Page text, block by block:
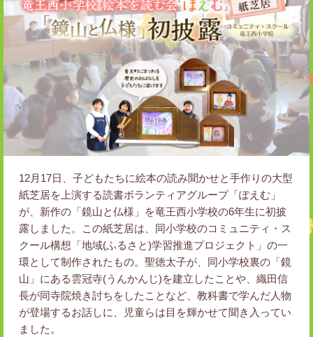
12月17日、子どもたちに絵本の読み聞かせと手作りの大型
紙芝居を上演する読書ボランティアグループ「ぽえむ」
が、新作の「鏡山と仏様」を竜王西小学校の6年生に初披
露しました。この紙芝居は、同小学校のコミュニティ・ス
クール構想「地域(ふるさと)学習推進プロジェクト」の一
環として制作されたもの。聖徳太子が、同小学校裏の「鏡
山」にある雲冠寺(うんかんじ)を建立したことや、織田信
長が同寺院焼き討ちをしたことなど、教科書で学んだ人物
が登場するお話しに、児童らは目を輝かせて聞き入ってい
ました。